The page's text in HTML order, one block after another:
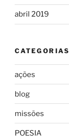
abril 2019
CATEGORIAS
ações
blog
missões
POESIA